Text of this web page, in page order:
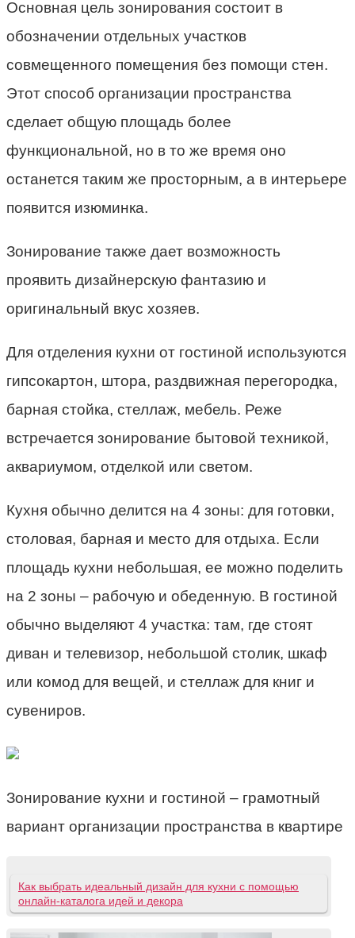
Основная цель зонирования состоит в
обозначении отдельных участков
совмещенного помещения без помощи стен.
Этот способ организации пространства
сделает общую площадь более
функциональной, но в то же время оно
останется таким же просторным, а в интерьере
появится изюминка.
Зонирование также дает возможность
проявить дизайнерскую фантазию и
оригинальный вкус хозяев.
Для отделения кухни от гостиной используются
гипсокартон, штора, раздвижная перегородка,
барная стойка, стеллаж, мебель. Реже
встречается зонирование бытовой техникой,
аквариумом, отделкой или светом.
Кухня обычно делится на 4 зоны: для готовки,
столовая, барная и место для отдыха. Если
площадь кухни небольшая, ее можно поделить
на 2 зоны – рабочую и обеденную. В гостиной
обычно выделяют 4 участка: там, где стоят
диван и телевизор, небольшой столик, шкаф
или комод для вещей, и стеллаж для книг и
сувениров.
Зонирование кухни и гостиной – грамотный
вариант организации пространства в квартире
Как выбрать идеальный дизайн для кухни с помощью
онлайн-каталога идей и декора